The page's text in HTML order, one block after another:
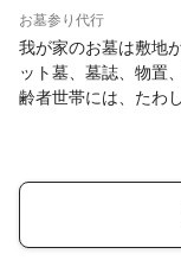
お墓参り代行
我が家のお墓は敷地
ット墓、墓誌、物置
齢者世帯には、たわ
り、昨年からお願
た。 これからも毎年